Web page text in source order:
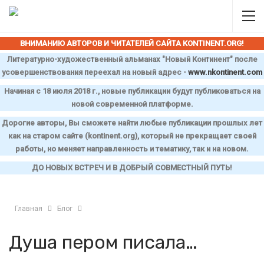
ВНИМАНИЮ АВТОРОВ И ЧИТАТЕЛЕЙ САЙТА KONTINENT.ORG!
Литературно-художественный альманах "Новый Континент" после
усовершенствования переехал на новый адрес - www.nkontinent.com
Начиная с 18 июля 2018 г., новые публикации будут публиковаться на
новой современной платформе.
Дорогие авторы, Вы сможете найти любые публикации прошлых лет
как на старом сайте (kontinent.org), который не прекращает своей
работы, но меняет направленность и тематику, так и на новом.
ДО НОВЫХ ВСТРЕЧ И В ДОБРЫЙ СОВМЕСТНЫЙ ПУТЬ!
Главная Блог
Душа пером писала…